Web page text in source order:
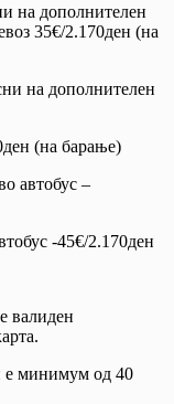
на дополнителен
35€/2.170ден (на
на дополнителен
(на барање)
автобус –
-45€/2.170ден
валиден
е минимум од 40